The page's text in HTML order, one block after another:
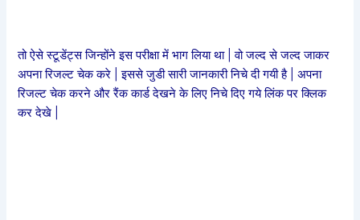
तो ऐसे स्टूडेंट्स जिन्होंने इस परीक्षा में भाग लिया था | वो जल्द से जल्द जाकर
अपना रिजल्ट चेक करे | इससे जुडी सारी जानकारी निचे दी गयी है | अपना
रिजल्ट चेक करने और रैंक कार्ड देखने के लिए निचे दिए गये लिंक पर क्लिक
कर देखे |